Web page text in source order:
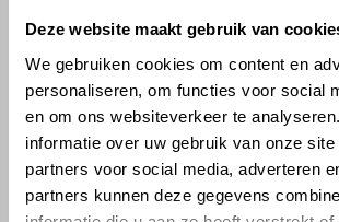
Deze website maakt gebruik van
We gebruiken cookies om content en
personaliseren, om functies voor social
en om ons websiteverkeer te
informatie over uw gebruik van onze site
partners voor social media, adverteren
partners kunnen deze gegevens
ASSORTIMENT KENNIS EN
check_circleDé bouwmarkt van Altena
check_circle Direct uit grote voorraad geleverd met eigen
check_circleLevering in NL en BE